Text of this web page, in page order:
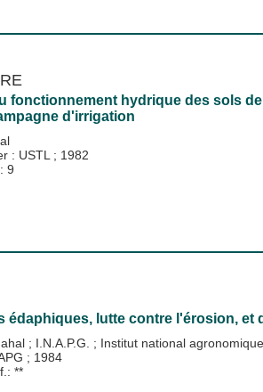
fonctionnement hydrique des sols
d'irrigation
: USTL ; 1982
9
édaphiques, lutte contre l'érosion,
; I.N.A.P.G. ; Institut national
; 1984
**